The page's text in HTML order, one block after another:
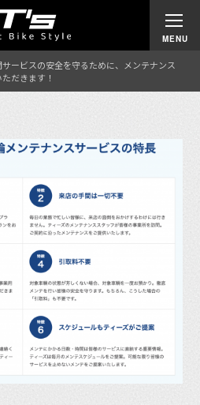
ービスの安全を守るために、メンテナンス
だきます！